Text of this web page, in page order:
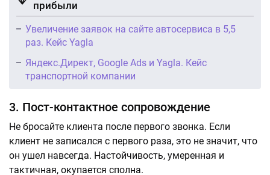
прибыли
Увеличение заявок на сайте автосервиса в 5,5
раз. Кейс Yagla
Яндекс.Директ, Google Ads и Yagla. Кейс
транспортной компании
3. Пост-контактное сопровождение
Не бросайте клиента после первого звонка. Если
клиент не записался с первого раза, это не значит, что
он ушел навсегда. Настойчивость, умеренная и
тактичная, окупается сполна.